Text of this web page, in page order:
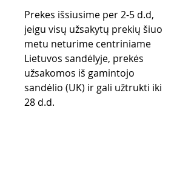
Prekes išsiusime per 2-5 d.d,
jeigu visų užsakytų prekių šiuo
metu neturime centriniame
Lietuvos sandėlyje, prekės
užsakomos iš gamintojo
sandėlio (UK) ir gali užtrukti iki
28 d.d.